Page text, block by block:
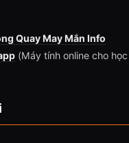
Quay May Mắn Info
(Máy tính online cho học